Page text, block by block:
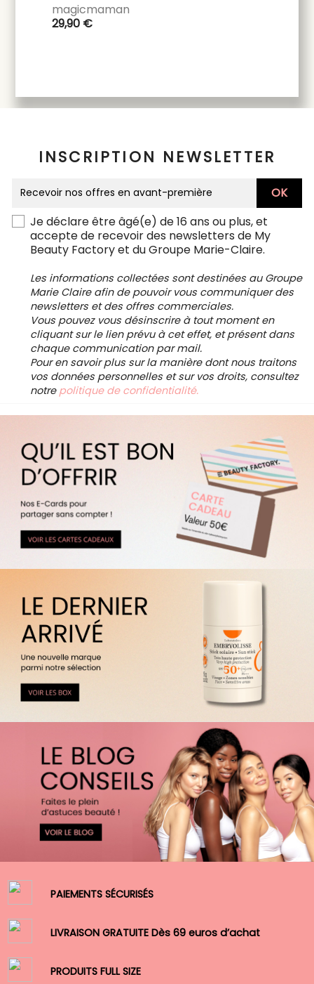
magicmaman
29,90 €
INSCRIPTION NEWSLETTER
Je déclare être âgé(e) de 16 ans ou plus, et
accepte de recevoir des newsletters de My
Beauty Factory et du Groupe Marie-Claire.
Les informations collectées sont destinées au Groupe
Marie Claire afin de pouvoir vous communiquer des
newsletters et des offres commerciales.
Vous pouvez vous désinscrire à tout moment en
cliquant sur le lien prévu à cet effet, et présent dans
chaque communication par mail.
Pour en savoir plus sur la manière dont nous traitons
vos données personnelles et sur vos droits, consultez
notre politique de confidentialité.
PAIEMENTS SÉCURISÉS
LIVRAISON GRATUITE Dès 69 euros d’achat
PRODUITS FULL SIZE